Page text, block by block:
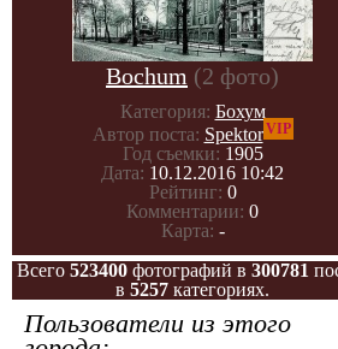
Bochum (2 фото)
Категория: Бохум
Автор поста: SpektorVIP
Год съемки: 1905
Дата: 10.12.2016 10:42
Рейтинг: 0
Комментарии: 0
Карта: -
Всего 523400фотографий в 300781
в 5257 категориях.
Пользователи из этого